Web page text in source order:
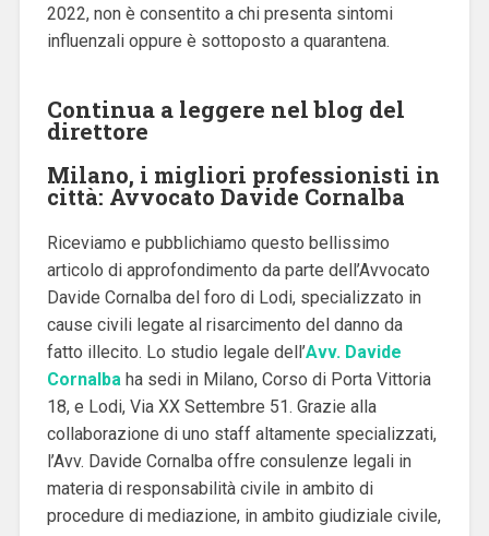
2022, non è consentito a chi presenta sintomi
influenzali oppure è sottoposto a quarantena.
Continua a leggere nel blog del
direttore
Milano, i migliori professionisti in
città: Avvocato Davide Cornalba
Riceviamo e pubblichiamo questo bellissimo
articolo di approfondimento da parte dell’Avvocato
Davide Cornalba del foro di Lodi, specializzato in
cause civili legate al risarcimento del danno da
fatto illecito. Lo studio legale dell’Avv. Davide
Cornalba ha sedi in Milano, Corso di Porta Vittoria
18, e Lodi, Via XX Settembre 51. Grazie alla
collaborazione di uno staff altamente specializzati,
l’Avv. Davide Cornalba offre consulenze legali in
materia di responsabilità civile in ambito di
procedure di mediazione, in ambito giudiziale civile,